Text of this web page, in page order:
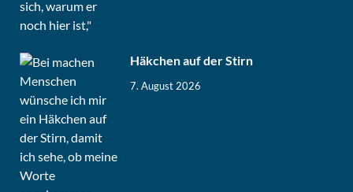
Häkchen auf der Stirn
7. August 2026